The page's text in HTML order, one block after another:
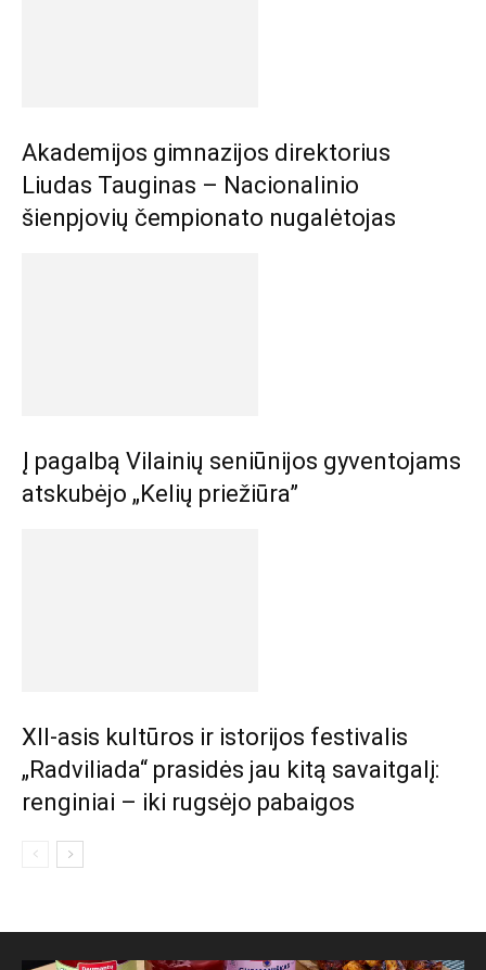
Akademijos gimnazijos direktorius
Liudas Tauginas – Nacionalinio
šienpjovių čempionato nugalėtojas
Į pagalbą Vilainių seniūnijos gyventojams
atskubėjo „Kelių priežiūra”
XII-asis kultūros ir istorijos festivalis
„Radviliada“ prasidės jau kitą savaitgalį:
renginiai – iki rugsėjo pabaigos